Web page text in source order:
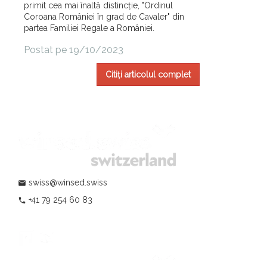
primit cea mai înaltă distincție, "Ordinul
Coroana României în grad de Cavaler" din
partea Familiei Regale a României.
Postat pe 19/10/2023
Citiți articolul complet
mail swiss@winsed.swiss
phone +41 79 254 60 83